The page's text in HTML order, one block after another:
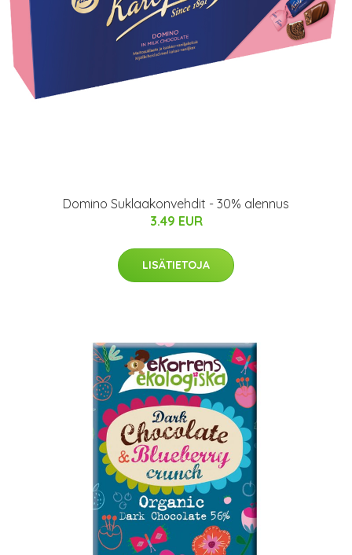
Domino Suklaakonvehdit - 30% alennus
3.49 EUR
LISÄTIETOJA